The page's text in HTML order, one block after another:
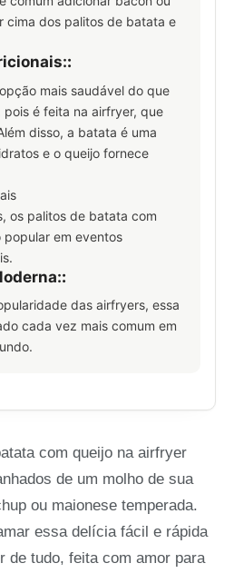
cima dos palitos de batata e
:
mais saudável do que
é feita na airfryer, que
disso, a batata é uma
e o queijo fornece
os palitos de batata com
em eventos
:
das airfryers, essa
cada vez mais comum em
com queijo na airfryer
de um molho de sua
ou maionese temperada.
essa delícia fácil e rápida
de tudo, feita com amor para